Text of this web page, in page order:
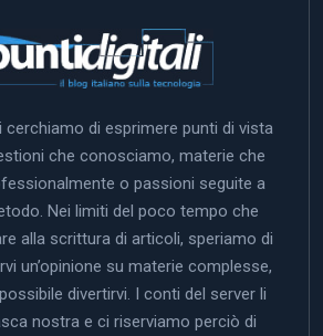
cerchiamo di esprimere punti di vista
che conosciamo, materie che
o passioni seguite a
Nei limiti del poco tempo che
alla scrittura di articoli, speriamo di
un’opinione su materie complesse,
divertirvi. I conti del server li
nostra e ci riserviamo perciò di